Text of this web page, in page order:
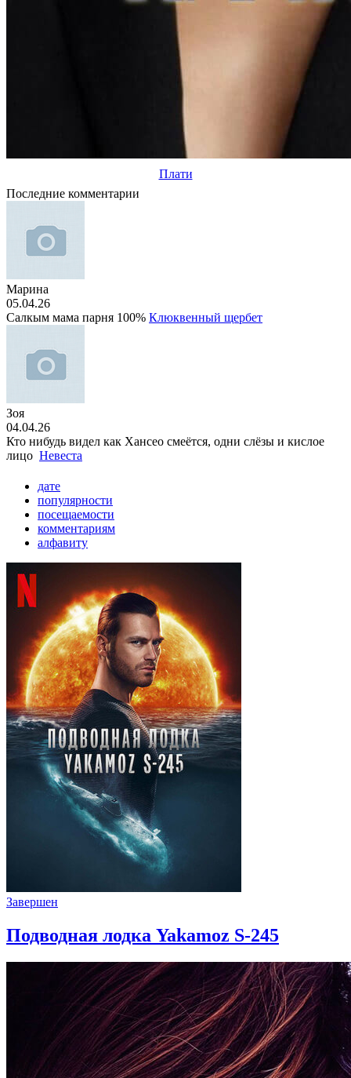
Плати
Последние комментарии
Марина
05.04.26
Салкым мама парня 100% Клюквенный щербет
Зоя
04.04.26
Кто нибудь видел как Хансео смеётся, одни слёзы и кислое
лицо Невеста
дате
популярности
посещаемости
комментариям
алфавиту
Завершен
Подводная лодка Yakamoz S-245